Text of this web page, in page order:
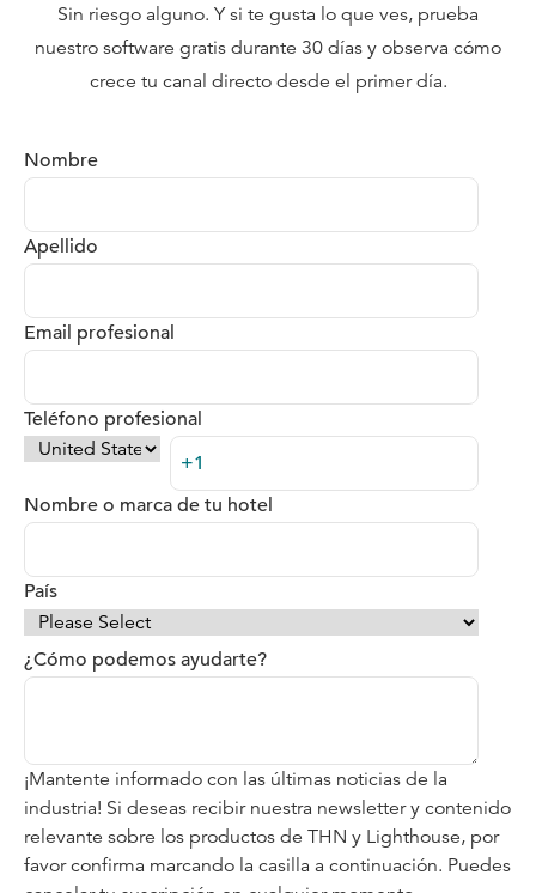
Sin riesgo alguno. Y si te gusta lo que ves, prueba
nuestro software gratis durante 30 días y observa cómo
crece tu canal directo desde el primer día.
Nombre
Apellido
Email profesional
Teléfono profesional
Nombre o marca de tu hotel
País
¿Cómo podemos ayudarte?
¡Mantente informado con las últimas noticias de la
industria! Si deseas recibir nuestra newsletter y contenido
relevante sobre los productos de THN y Lighthouse, por
favor confirma marcando la casilla a continuación. Puedes